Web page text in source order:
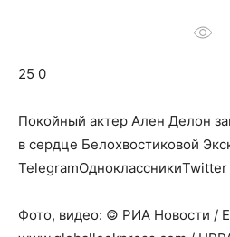
25 0
Покойный актер Ален Делон
в сердце Белохвостиковой
TelegramОдноклассникиTwitter
Фото, видео: © РИА Новости /